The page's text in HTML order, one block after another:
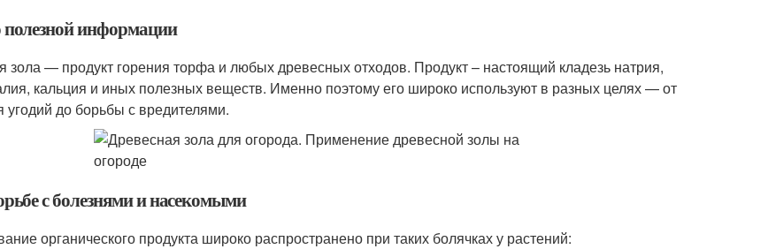
информации
зола — продукт горения торфа и любых древесных отходов. Продукт – настоящий кладезь натрия,
кальция и иных полезных веществ. Именно поэтому его широко используют в разных целях — от
угодий до борьбы с вредителями.
с болезнями и насекомыми
органического продукта широко распространено при таких болячках у растений: